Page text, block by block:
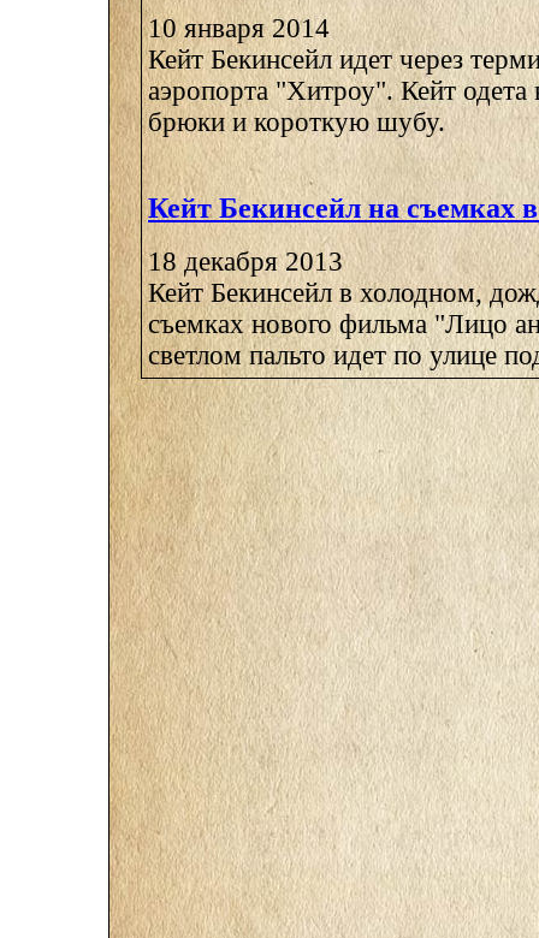
10 января 2014
Кейт Бекинсейл идет через
аэропорта "Хитроу". Кейт
брюки и короткую шубу.
Кейт Бекинсейл на съемках
18 декабря 2013
Кейт Бекинсейл в холодном,
съемках нового фильма "Лицо
светлом пальто идет по улице